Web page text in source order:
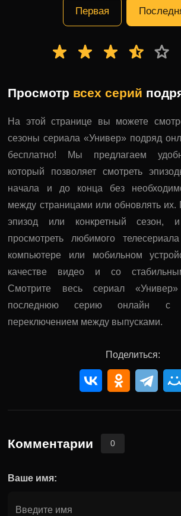
Первая
Просмотр всех серий
На этой странице вы можете
сезоны сериала «Универ» подряд
бесплатно! Мы предлагаем
который позволяет смотреть
начала и до конца без
между страницами или обновлять их.
эпизод или конкретный сезон, и
просмотреть любимого
компьютере или мобильном
качестве видео и со
Смотрите весь сериал
последнюю серию онлайн с
переключением между выпусками.
Поделиться:
Комментарии 0
Ваше имя: